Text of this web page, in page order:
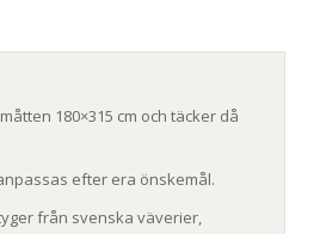
180×315 cm och täcker då
efter era önskemål.
från svenska väverier,